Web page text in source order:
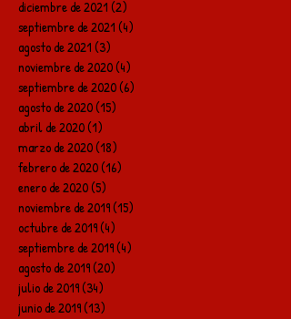
diciembre de 2021(2)
septiembre de 2021(4)
agosto de 2021(3)
noviembre de 2020(4)
septiembre de 2020(6)
agosto de 2020(15)
abril de 2020(1)
marzo de 2020(18)
febrero de 2020(16)
enero de 2020(5)
noviembre de 2019(15)
octubre de 2019(4)
septiembre de 2019(4)
agosto de 2019(20)
julio de 2019(34)
junio de 2019(13)